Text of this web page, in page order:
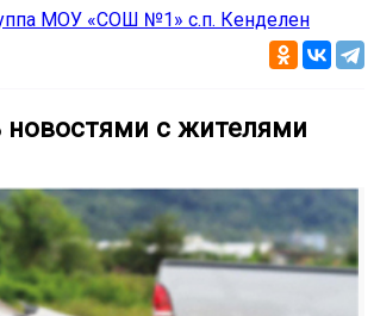
МОУ «СОШ №1» с.п. Кенделен
новостями с жителями